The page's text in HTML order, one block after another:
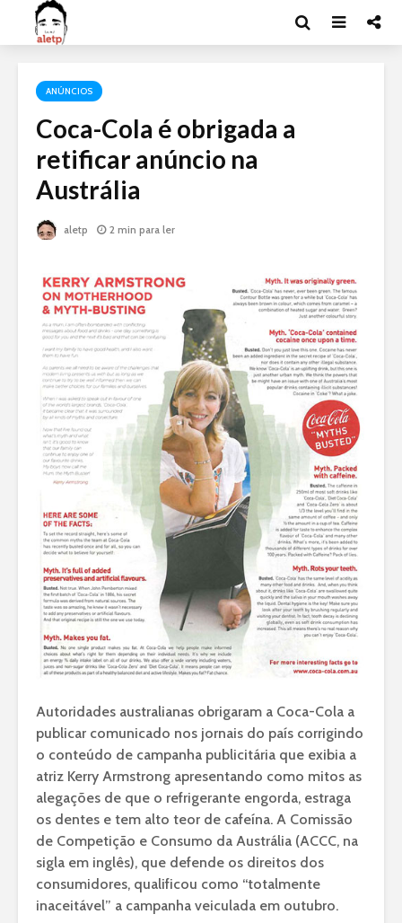
ANÚNCIOS
Coca-Cola é obrigada a
retificar anúncio na
Austrália
aletp 2 min para ler
Autoridades australianas obrigaram a Coca-Cola a
publicar comunicado nos jornais do país corrigindo
o conteúdo de campanha publicitária que exibia a
atriz Kerry Armstrong apresentando como mitos as
alegações de que o refrigerante engorda, estraga
os dentes e tem alto teor de cafeína. A Comissão
de Competição e Consumo da Austrália (ACCC, na
sigla em inglês), que defende os direitos dos
consumidores, qualificou como “totalmente
inaceitável” a campanha veiculada em outubro.